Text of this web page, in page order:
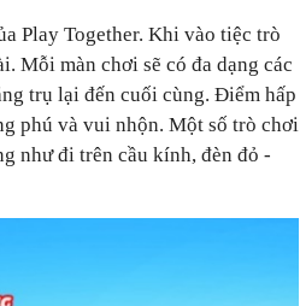
Play Together. Khi vào tiệc trò
Mỗi màn chơi sẽ có đa dạng các
trụ lại đến cuối cùng. Điểm hấp
phú và vui nhộn. Một số trò chơi
như đi trên cầu kính, đèn đỏ -